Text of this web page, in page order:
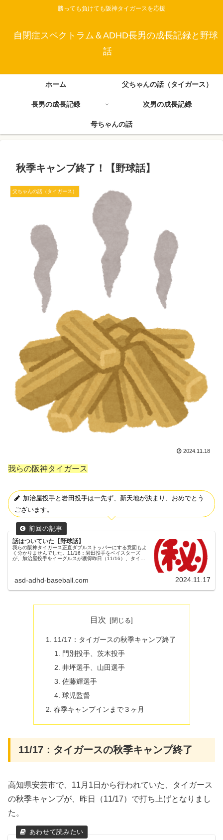
勝っても負けても阪神タイガースを応援
自閉症スペクトラム＆ADHD長男の成長記録と野球
話
ホーム 父ちゃんの話（タイガース）
長男の成長記録 次男の成長記録
母ちゃんの話
秋季キャンプ終了！【野球話】
父ちゃんの話（タイガース）
2024.11.18
我らの阪神タイガース
加治屋投手と岩田投手は一先ず、新天地が決まり、おめでとう
ございます。
話はついていた【野球話】
我らの阪神タイガース正直ダブルストッパーにする意図もよ
く分かりませんでした。11/16：岩田投手をベイスターズ
が、加治屋投手をイーグルスが獲得昨日（11/16）、タイガ
asd-adhd-baseball.com 2024.11.17
目次
11/17：タイガースの秋季キャンプ終了
門別投手、茨木投手
井坪選手、山田選手
佐藤輝選手
球児監督
春季キャンプインまで３ヶ月
11/17：タイガースの秋季キャンプ終了
高知県安芸市で、11月1日から行われていた、タイガース
の秋季キャンプが、昨日（11/17）で打ち上げとなりまし
た。